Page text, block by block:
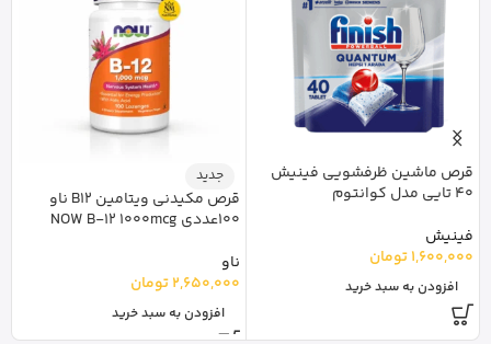
قرص ماشین ظرفشویی فینیش
40 تایی مدل کوانتوم
فینیش
1,600,000تومان
افزودن به سبد خرید
جدید
قرص مکیدنی ویتامین B12 ناو
100عددی NOW B-12 1000mcg
ناو
2,650,000تومان
افزودن به سبد خرید